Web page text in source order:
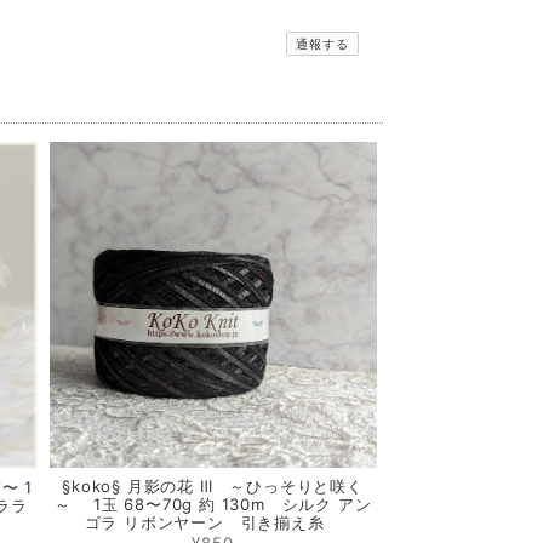
通報する
1
ラ
§koko§ 月影の花 Ⅲ ～ひっそりと咲く
～ 1玉 68〜70g 約 130m シルク アン
ゴラ リボンヤーン 引き揃え糸